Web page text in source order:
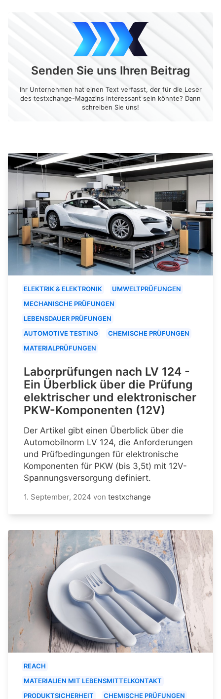
Senden Sie uns Ihren Beitrag
Ihr Unternehmen hat einen Text verfasst, der für die Leser
des testxchange-Magazins interessant sein könnte? Dann
schreiben Sie uns!
ELEKTRIK & ELEKTRONIK
UMWELTPRÜFUNGEN
MECHANISCHE PRÜFUNGEN
LEBENSDAUER PRÜFUNGEN
AUTOMOTIVE TESTING
CHEMISCHE PRÜFUNGEN
MATERIALPRÜFUNGEN
Laborprüfungen nach LV 124 -
Ein Überblick über die Prüfung
elektrischer und elektronischer
PKW-Komponenten (12V)
Der Artikel gibt einen Überblick über die
Automobilnorm LV 124, die Anforderungen
und Prüfbedingungen für elektronische
Komponenten für PKW (bis 3,5t) mit 12V-
Spannungsversorgung definiert.
1. September, 2024 von testxchange
REACH
MATERIALIEN MIT LEBENSMITTELKONTAKT
PRODUKTSICHERHEIT
CHEMISCHE PRÜFUNGEN